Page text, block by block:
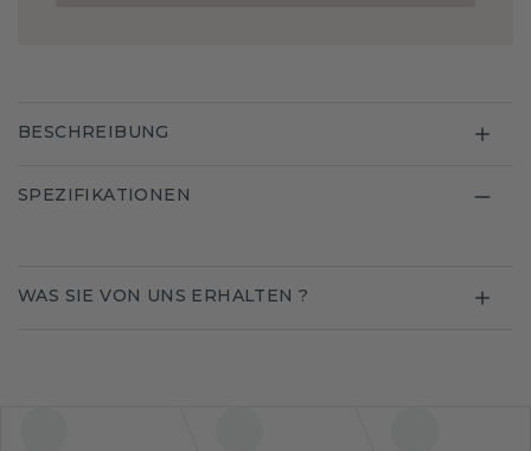
BESCHREIBUNG
SPEZIFIKATIONEN
WAS SIE VON UNS ERHALTEN ?